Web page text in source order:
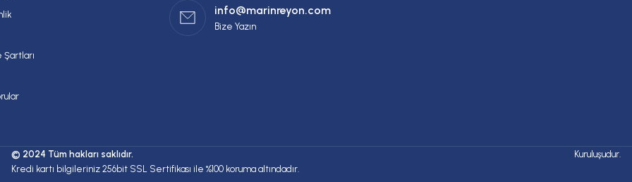
info@marinreyon.com
Bize Yazın
© 2024 Tüm hakları saklıdır.
Kredi kartı bilgileriniz 256bit SSL Sertifikası ile %100 koruma altındadır.
Kuruluşudur.